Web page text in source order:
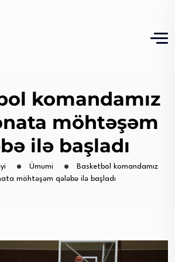
komandamız
möhtəşəm
ilə başladı
Ümumi
Basketbol komandamız
möhtəşəm qələbə ilə başladı